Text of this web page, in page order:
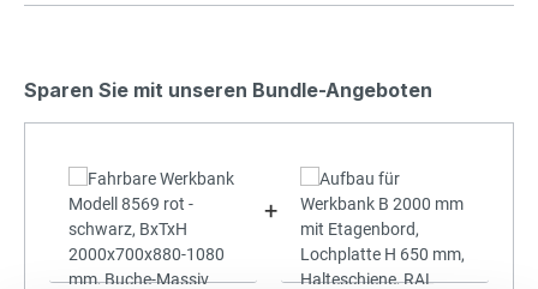
Sparen Sie mit unseren Bundle-Angeboten
+